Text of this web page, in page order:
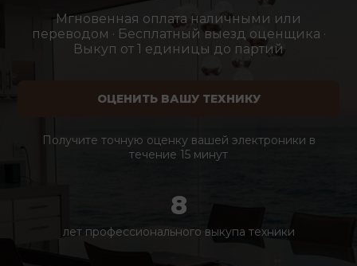
Мгновенная оплата наличными или
переводом · Бесплатный выезд оценщика ·
Выкуп от 1 единицы до партий
ОЦЕНИТЬ ВАШУ ТЕХНИКУ
Получите точную оценку вашей электроники в
течение 15 минут
8
лет профессионального выкупа техники